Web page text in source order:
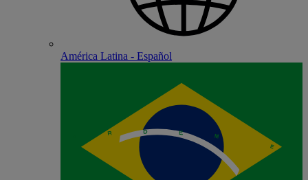
América Latina - Español